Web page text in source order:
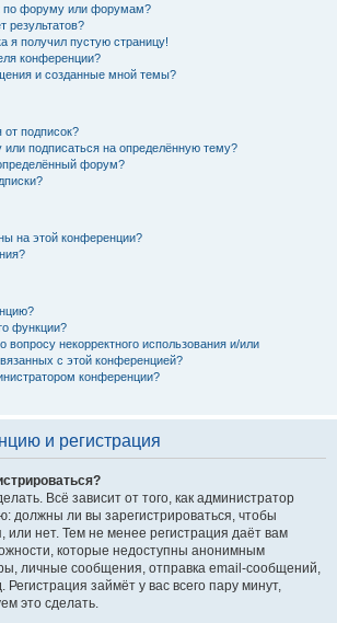
по форуму или форумам?
результатов?
я получил пустую страницу!
конференции?
и созданные мной темы?
от подписок?
или подписаться на определённую тему?
форум?
на этой конференции?
функции?
некорректного использования и/или
с этой конференцией?
конференции?
и регистрация
Всё зависит от того, как администратор
должны ли вы зарегистрироваться, чтобы
нет. Тем не менее регистрация даёт вам
которые недоступны анонимным
личные сообщения, отправка email-сообщений,
Регистрация займёт у вас всего пару минут,
это сделать.